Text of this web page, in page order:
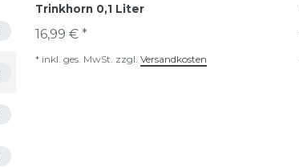
Trinkhorn 0,1 Liter
16,99 € *
* inkl. ges. MwSt. zzgl. Versandkosten